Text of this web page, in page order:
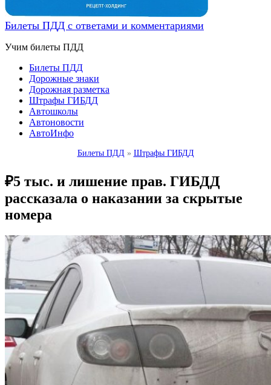
Билеты ПДД с ответами и комментариями
Учим билеты ПДД
Билеты ПДД
Дорожные знаки
Дорожная разметка
Штрафы ГИБДД
Автошколы
Автоновости
АвтоИнфо
Билеты ПДД » Штрафы ГИБДД
₽5 тыс. и лишение прав. ГИБДД
рассказала о наказании за скрытые
номера